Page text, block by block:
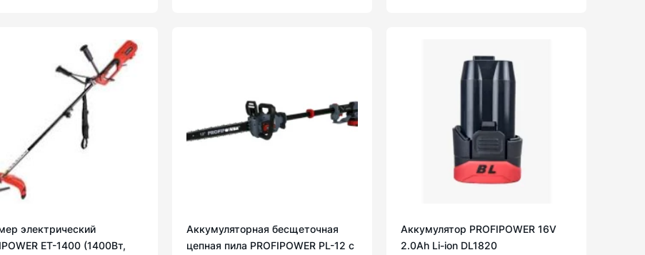
электрический
ET-1400 (1400Вт,
Аккумуляторная бесщеточная
цепная пила PROFIPOWER PL-12 с
Аккумулятор PROFIPOWER 16V
2.0Ah Li-ion DL1820